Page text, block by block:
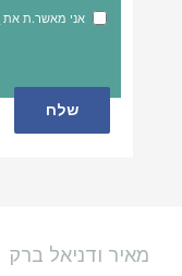
אני מאשר.ת את
מאיר ודניאל ברק